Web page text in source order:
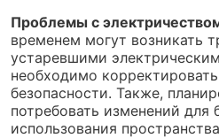
Проблемы с
временем могут возникать
устаревшими
необходимо
безопасности. Также,
потребовать изменений для
использования